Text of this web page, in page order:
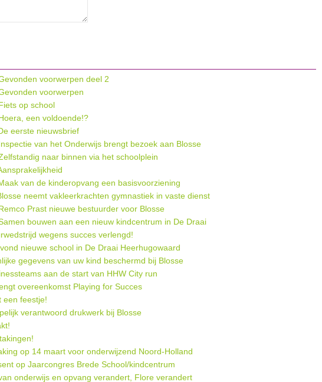
voorwerpen deel 2
voorwerpen
op school
een voldoende!?
eerste nieuwsbrief
van het Onderwijs brengt bezoek aan Blosse
naar binnen via het schoolplein
van de kinderopvang een basisvoorziening
neemt vakleerkrachten gymnastiek in vaste dienst
Prast nieuwe bestuurder voor Blosse
bouwen aan een nieuw kindcentrum in De Draai
wegens succes verlengd!
nieuwe school in De Draai Heerhugowaard
gegevens van uw kind beschermd bij Blosse
aan de start van HHW City run
overeenkomst Playing for Succes
een feestje!
verantwoord drukwerk bij Blosse
op 14 maart voor onderwijzend Noord-Holland
op Jaarcongres Brede School/kindcentrum
onderwijs en opvang verandert, Flore verandert